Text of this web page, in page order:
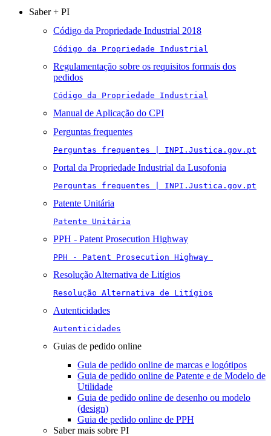
Saber + PI
Código da Propriedade Industrial 2018
Código da Propriedade Industrial
Regulamentação sobre os requisitos formais dos
pedidos
Código da Propriedade Industrial
Manual de Aplicação do CPI
Perguntas frequentes
Perguntas frequentes | INPI.Justica.gov.pt
Portal da Propriedade Industrial da Lusofonia
Perguntas frequentes | INPI.Justica.gov.pt
Patente Unitária
Patente Unitária
PPH - Patent Prosecution Highway
PPH - Patent Prosecution Highway
Resolução Alternativa de Litígios
Resolução Alternativa de Litígios
Autenticidades
Autenticidades
Guias de pedido online
Guia de pedido online de marcas e logótipos
Guia de pedido online de Patente e de Modelo de
Utilidade
Guia de pedido online de desenho ou modelo
(design)
Guia de pedido online de PPH
Saber mais sobre PI